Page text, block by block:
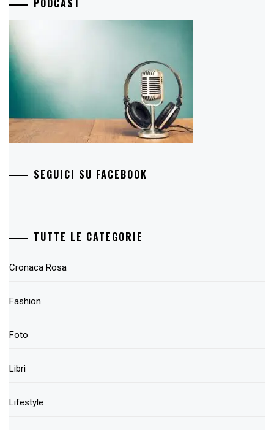
PODCAST
SEGUICI SU FACEBOOK
TUTTE LE CATEGORIE
Cronaca Rosa
Fashion
Foto
Libri
Lifestyle